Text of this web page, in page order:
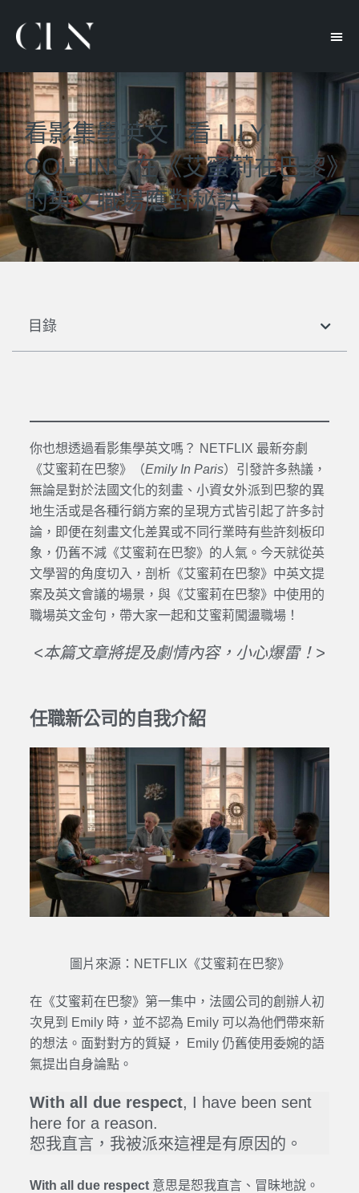
看影集學英文 | 看 LILY
COLLINS 在《艾蜜莉在巴黎》
的英文職場應對秘訣
目錄
你也想透過看影集學英文嗎？ NETFLIX 最新夯劇
《艾蜜莉在巴黎》（Emily In Paris）引發許多熱議，
無論是對於法國文化的刻畫、小資女外派到巴黎的異
地生活或是各種行銷方案的呈現方式皆引起了許多討
論，即便在刻畫文化差異或不同行業時有些許刻板印
象，仍舊不減《艾蜜莉在巴黎》的人氣。今天就從英
文學習的角度切入，剖析《艾蜜莉在巴黎》中英文提
案及英文會議的場景，與《艾蜜莉在巴黎》中使用的
職場英文金句，帶大家一起和艾蜜莉闖盪職場！
<本篇文章將提及劇情內容，小心爆雷！>
任職新公司的自我介紹
圖片來源：NETFLIX《艾蜜莉在巴黎》
在《艾蜜莉在巴黎》第一集中，法國公司的創辦人初
次見到 Emily 時，並不認為 Emily 可以為他們帶來新
的想法。面對對方的質疑， Emily 仍舊使用委婉的語
氣提出自身論點。
With all due respect, I have been sent
here for a reason.
恕我直言，我被派來這裡是有原因的。
With all due respect意思是恕我直言、冒昧地說。